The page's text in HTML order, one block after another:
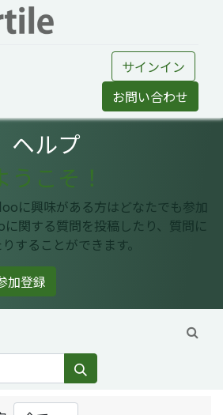
サインイン
お問い合わせ
ヘルプ
うこそ！
に興味がある方はどなたでも参加
関する質問を投稿したり、質問に
することができます。
加登録